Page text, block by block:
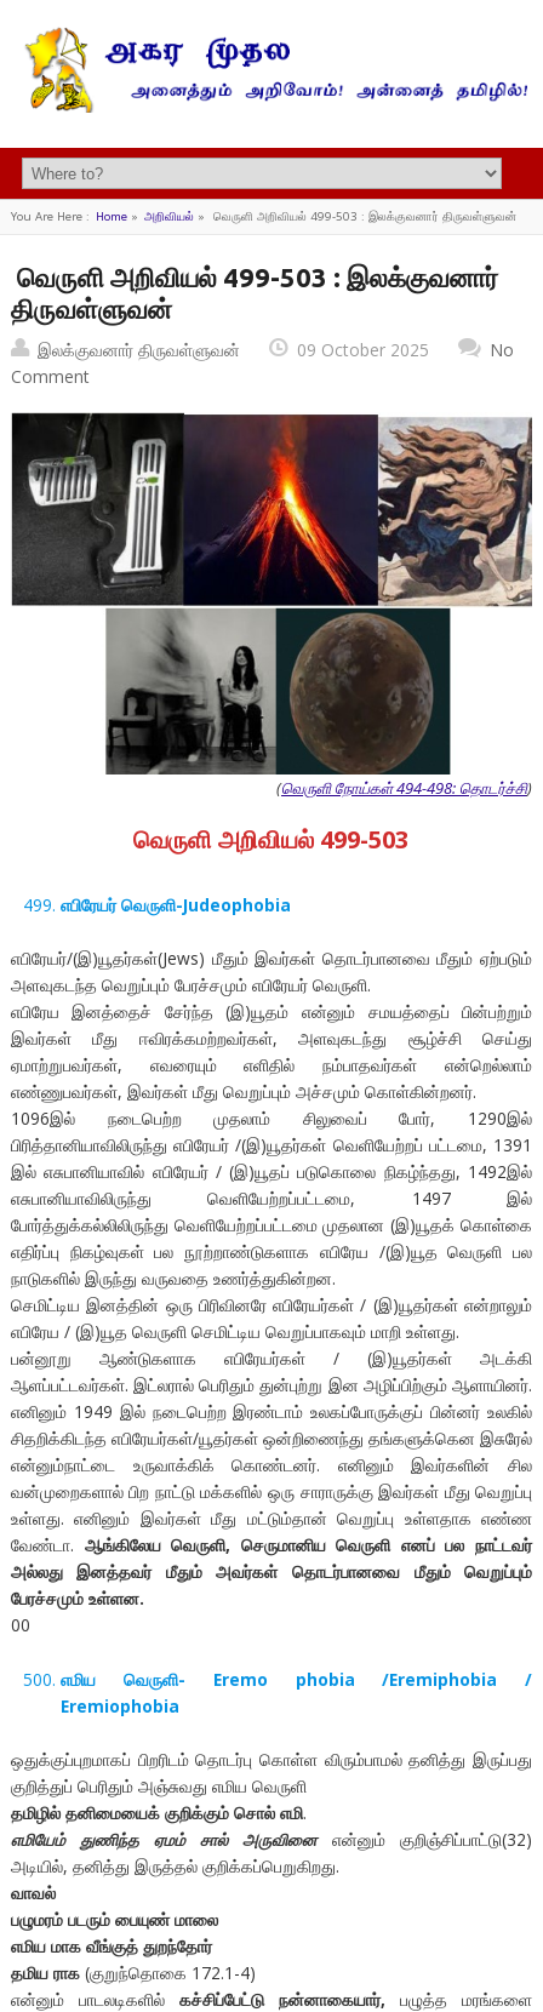
You Are Here : Home» அறிவியல்» வெருளி அறிவியல் 499-503 : இலக்குவனார் திருவள்ளுவன்
வெருளி அறிவியல் 499-503 : இலக்குவனார்
திருவள்ளுவன்
இலக்குவனார் திருவள்ளுவன் 09 October 2025
No
Comment
(வெருளி நோய்கள் 494-498: தொடர்ச்சி)
வெருளி அறிவியல் 499-503
எபிரேயர் வெருளி-Judeophobia
எபிரேயர்/(இ)யூதர்கள்(Jews) மீதும் இவர்கள் தொடர்பானவை மீதும் ஏற்படும்
அளவுகடந்த வெறுப்பும் பேரச்சமும் எபிரேயர் வெருளி.
எபிரேய இனத்தைச் சேர்ந்த (இ)யூதம் என்னும் சமயத்தைப் பின்பற்றும்
இவர்கள் மீது ஈவிரக்கமற்றவர்கள், அளவுகடந்து சூழ்ச்சி செய்து
ஏமாற்றுபவர்கள், எவரையும் எளிதில் நம்பாதவர்கள் என்றெல்லாம்
எண்ணுபவர்கள், இவர்கள் மீது வெறுப்பும் அச்சமும் கொள்கின்றனர்.
1096இல் நடைபெற்ற முதலாம் சிலுவைப் போர், 1290இல்
பிரித்தானியாவிலிருந்து எபிரேயர் /(இ)யூதர்கள் வெளியேற்றப் பட்டமை, 1391
இல் எசுபானியாவில் எபிரேயர் / (இ)யூதப் படுகொலை நிகழ்ந்தது, 1492இல்
எசுபானியாவிலிருந்து வெளியேற்றப்பட்டமை, 1497 இல்
போர்த்துக்கல்லிலிருந்து வெளியேற்றப்பட்டமை முதலான (இ)யூதக் கொள்கை
எதிர்ப்பு நிகழ்வுகள் பல நூற்றாண்டுகளாக எபிரேய /(இ)யூத வெருளி பல
நாடுகளில் இருந்து வருவதை உணர்த்துகின்றன.
செமிட்டிய இனத்தின் ஒரு பிரிவினரே எபிரேயர்கள் / (இ)யூதர்கள் என்றாலும்
எபிரேய / (இ)யூத வெருளி செமிட்டிய வெறுப்பாகவும் மாறி உள்ளது.
பன்னூறு ஆண்டுகளாக எபிரேயர்கள் / (இ)யூதர்கள் அடக்கி
ஆளப்பட்டவர்கள். இட்லரால் பெரிதும் துன்புற்று இன அழிப்பிற்கும் ஆளாயினர்.
எனினும் 1949 இல் நடைபெற்ற இரண்டாம் உலகப்போருக்குப் பின்னர் உலகில்
சிதறிக்கிடந்த எபிரேயர்கள்/யூதர்கள் ஒன்றிணைந்து தங்களுக்கென இசுரேல்
என்னும்நாட்டை உருவாக்கிக் கொண்டனர். எனினும் இவர்களின் சில
வன்முறைகளால் பிற நாட்டு மக்களில் ஒரு சாராருக்கு இவர்கள் மீது வெறுப்பு
உள்ளது. எனினும் இவர்கள் மீது மட்டும்தான் வெறுப்பு உள்ளதாக எண்ண
வேண்டா. ஆங்கிலேய வெருளி, செருமானிய வெருளி எனப் பல நாட்டவர்
அல்லது இனத்தவர் மீதும் அவர்கள் தொடர்பானவை மீதும் வெறுப்பும்
பேரச்சமும் உள்ளன.
00
எமிய வெருளி- Eremo phobia /Eremiphobia /
Eremiophobia
ஒதுக்குப்புறமாகப் பிறரிடம் தொடர்பு கொள்ள விரும்பாமல் தனித்து இருப்பது
குறித்துப் பெரிதும் அஞ்சுவது எமிய வெருளி
தமிழில் தனிமையைக் குறிக்கும் சொல் எமி.
எமியேம் துணிந்த ஏமம் சால் அருவினைஎன்னும் குறிஞ்சிப்பாட்டு(32)
அடியில், தனித்து இருத்தல் குறிக்கப்பெறுகிறது.
வாவல்
பழுமரம் படரும் பையுண் மாலை
எமிய மாக வீங்குத் துறந்தோர்
தமிய ராக(குறுந்தொகை 172.1-4)
என்னும் பாடலடிகளில் கச்சிப்பேட்டு நன்னாகையார், பழுத்த மரங்களை